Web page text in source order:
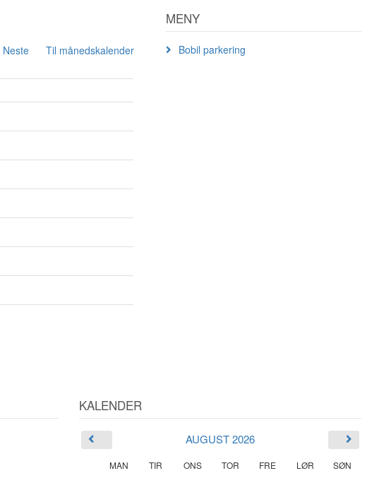
Neste Til månedskalender
MENY
Bobil parkering
KALENDER
AUGUST 2026
MAN TIR ONS TOR FRE LØR SØN